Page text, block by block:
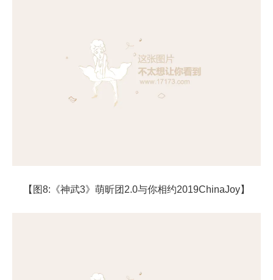
【图8:《神武3》萌昕团2.0与你相约2019ChinaJoy】